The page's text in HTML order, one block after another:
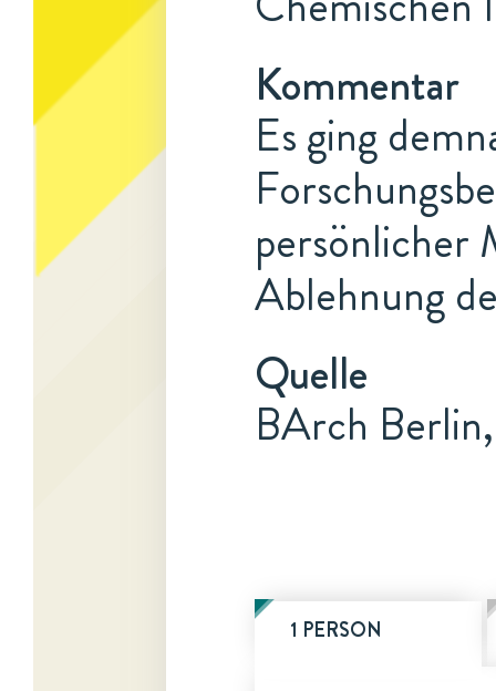
Kommentar
Es ging
persönlicher
Ablehnung
Quelle
BArch
1 PERSON